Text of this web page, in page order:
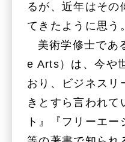
るが、近年はその
てきたように思う
美術学修士で
e Arts）は、今や
おり、ビジネスリ
きとすら言われて
ト』『フリーエー